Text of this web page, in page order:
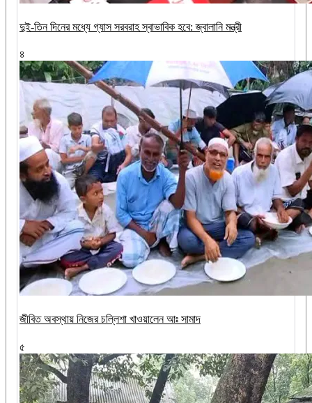
দুই-তিন দিনের মধ্যে গ্যাস সরবরাহ স্বাভাবিক হবে: জ্বালানি মন্ত্রী
৪
জীবিত অবস্থায় নিজের চল্লিশা খাওয়ালেন আঃ সামাদ
৫